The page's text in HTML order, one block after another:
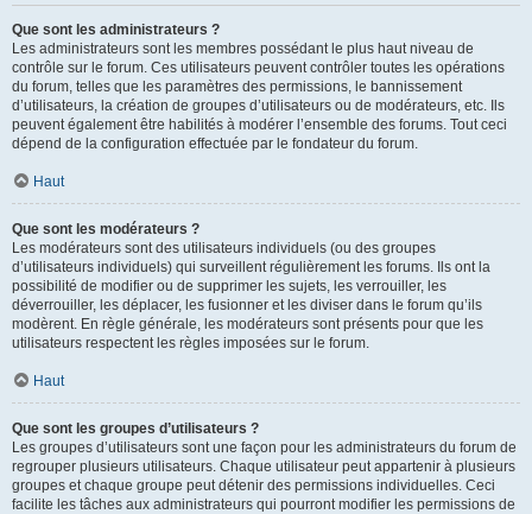
Que sont les administrateurs ?
Les administrateurs sont les membres possédant le plus haut niveau de
contrôle sur le forum. Ces utilisateurs peuvent contrôler toutes les opérations
du forum, telles que les paramètres des permissions, le bannissement
d’utilisateurs, la création de groupes d’utilisateurs ou de modérateurs, etc. Ils
peuvent également être habilités à modérer l’ensemble des forums. Tout ceci
dépend de la configuration effectuée par le fondateur du forum.
Haut
Que sont les modérateurs ?
Les modérateurs sont des utilisateurs individuels (ou des groupes
d’utilisateurs individuels) qui surveillent régulièrement les forums. Ils ont la
possibilité de modifier ou de supprimer les sujets, les verrouiller, les
déverrouiller, les déplacer, les fusionner et les diviser dans le forum qu’ils
modèrent. En règle générale, les modérateurs sont présents pour que les
utilisateurs respectent les règles imposées sur le forum.
Haut
Que sont les groupes d’utilisateurs ?
Les groupes d’utilisateurs sont une façon pour les administrateurs du forum de
regrouper plusieurs utilisateurs. Chaque utilisateur peut appartenir à plusieurs
groupes et chaque groupe peut détenir des permissions individuelles. Ceci
facilite les tâches aux administrateurs qui pourront modifier les permissions de